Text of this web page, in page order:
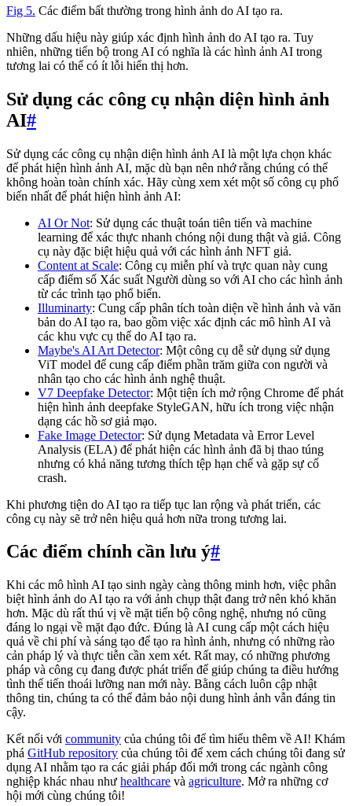
Fig 5. Các điểm bất thường trong hình ảnh do AI tạo ra.
Những dấu hiệu này giúp xác định hình ảnh do AI tạo ra. Tuy
nhiên, những tiến bộ trong AI có nghĩa là các hình ảnh AI trong
tương lai có thể có ít lỗi hiển thị hơn.
Sử dụng các công cụ nhận diện hình ảnh
AI#
Sử dụng các công cụ nhận diện hình ảnh AI là một lựa chọn khác
để phát hiện hình ảnh AI, mặc dù bạn nên nhớ rằng chúng có thể
không hoàn toàn chính xác. Hãy cùng xem xét một số công cụ phổ
biến nhất để phát hiện hình ảnh AI:
AI Or Not: Sử dụng các thuật toán tiên tiến và machine
learning để xác thực nhanh chóng nội dung thật và giả. Công
cụ này đặc biệt hiệu quả với các hình ảnh NFT giả.
Content at Scale: Công cụ miễn phí và trực quan này cung
cấp điểm số Xác suất Người dùng so với AI cho các hình ảnh
từ các trình tạo phổ biến.
Illuminarty: Cung cấp phân tích toàn diện về hình ảnh và văn
bản do AI tạo ra, bao gồm việc xác định các mô hình AI và
các khu vực cụ thể do AI tạo ra.
Maybe's AI Art Detector: Một công cụ dễ sử dụng sử dụng
ViT model để cung cấp điểm phần trăm giữa con người và
nhân tạo cho các hình ảnh nghệ thuật.
V7 Deepfake Detector: Một tiện ích mở rộng Chrome để phát
hiện hình ảnh deepfake StyleGAN, hữu ích trong việc nhận
dạng các hồ sơ giả mạo.
Fake Image Detector: Sử dụng Metadata và Error Level
Analysis (ELA) để phát hiện các hình ảnh đã bị thao túng
nhưng có khả năng tương thích tệp hạn chế và gặp sự cố
crash.
Khi phương tiện do AI tạo ra tiếp tục lan rộng và phát triển, các
công cụ này sẽ trở nên hiệu quả hơn nữa trong tương lai.
Các điểm chính cần lưu ý#
Khi các mô hình AI tạo sinh ngày càng thông minh hơn, việc phân
biệt hình ảnh do AI tạo ra với ảnh chụp thật đang trở nên khó khăn
hơn. Mặc dù rất thú vị về mặt tiến bộ công nghệ, nhưng nó cũng
đáng lo ngại về mặt đạo đức. Đúng là AI cung cấp một cách hiệu
quả về chi phí và sáng tạo để tạo ra hình ảnh, nhưng có những rào
cản pháp lý và thực tiễn cần xem xét. Rất may, có những phương
pháp và công cụ đang được phát triển để giúp chúng ta điều hướng
tình thế tiến thoái lưỡng nan mới này. Bằng cách luôn cập nhật
thông tin, chúng ta có thể đảm bảo nội dung hình ảnh vẫn đáng tin
cậy.
Kết nối với community của chúng tôi để tìm hiểu thêm về AI! Khám
phá GitHub repository của chúng tôi để xem cách chúng tôi đang sử
dụng AI nhằm tạo ra các giải pháp đổi mới trong các ngành công
nghiệp khác nhau như healthcare và agriculture. Mở ra những cơ
hội mới cùng chúng tôi!